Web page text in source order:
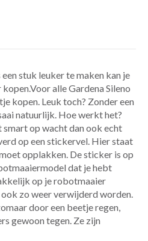
stuk leuker te maken kan je
alle Gardena Sileno
kopen. Leuk toch? Zonder een
natuurlijk. Hoe werkt het?
op wacht dan ook echt
op een stickervel. Hier staat
opplakken. De sticker is op
dat je hebt
op je robotmaaier
zo weer verwijderd worden.
door een beetje regen,
gewoon tegen. Ze zijn